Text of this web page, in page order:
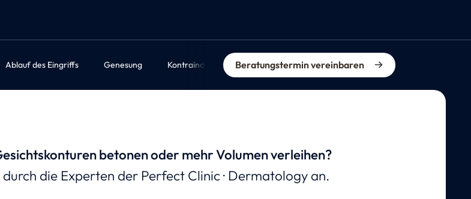
Ablauf des Eingriffs Genesung Kontraindikationen Preis
Beratungstermin vereinbaren
betonen oder mehr Volumen verleihen?
die Experten der Perfect Clinic · Dermatology an.